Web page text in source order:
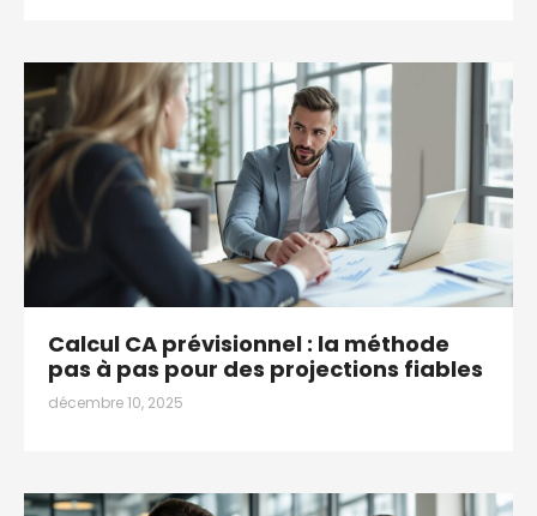
Calcul CA prévisionnel : la méthode
pas à pas pour des projections fiables
décembre 10, 2025